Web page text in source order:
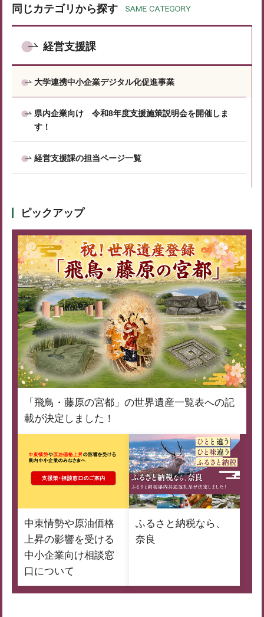
同じカテゴリから探す
経営支援課
大学連携中小企業デジタル化促進事業
県内企業向け 令和8年度支援施策説明会を開催しま
す！
経営支援課の担当ページ一覧
ピックアップ
「飛鳥・藤原の宮都」の世界遺産一覧表への記
載が決定しました！
中東情勢や原油価格
上昇の影響を受ける
中小企業向け相談窓
口について
ふるさと納税なら、
奈良